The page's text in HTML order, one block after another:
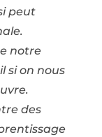
peut
notre
si on nous
des